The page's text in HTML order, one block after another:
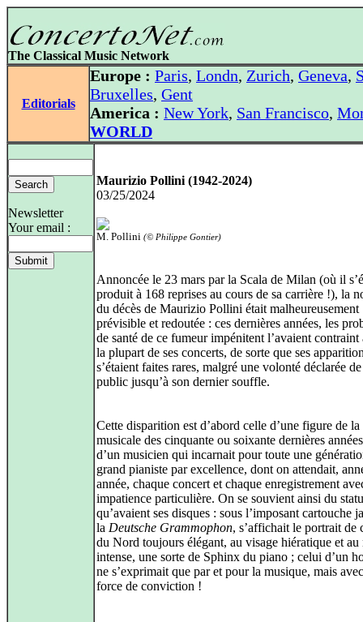
The Classical Music Network
Editorials
Europe : Paris, Londn, Zurich, Geneva,
Bruxelles, Gent
America : New York, San Francisco,
WORLD
Newsletter
Your email :
Maurizio Pollini (1942-2024)
03/25/2024
M. Pollini (© Philippe Gontier)
Annoncée le 23 mars par la Scala de Milan (où il
produit à 168 reprises au cours de sa carrière !), la
du décès de Maurizio Pollini était malheureusement
prévisible et redoutée : ces dernières années, les
de santé de ce fumeur impénitent l’avaient contraint
la plupart de ses concerts, de sorte que ses
s’étaient faites rares, malgré une volonté déclarée
public jusqu’à son dernier souffle.
Cette disparition est d’abord celle d’une figure de
musicale des cinquante ou soixante dernières
d’un musicien qui incarnait pour toute une
grand pianiste par excellence, dont on attendait,
année, chaque concert et chaque enregistrement
impatience particulière. On se souvient ainsi du
qu’avaient ses disques : sous l’imposant cartouche
la Deutsche Grammophon, s’affichait le portrait de
du Nord toujours élégant, au visage hiératique et au
intense, une sorte de Sphinx du piano ; celui d’un
ne s’exprimait que par et pour la musique, mais
force de conviction !